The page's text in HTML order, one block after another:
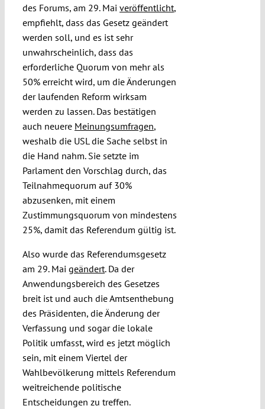
des Forums, am 29. Mai veröffentlicht,
empfiehlt, dass das Gesetz geändert
werden soll, und es ist sehr
unwahrscheinlich, dass das
erforderliche Quorum von mehr als
50% erreicht wird, um die Änderungen
der laufenden Reform wirksam
werden zu lassen. Das bestätigen
auch neuere Meinungsumfragen,
weshalb die USL die Sache selbst in
die Hand nahm. Sie setzte im
Parlament den Vorschlag durch, das
Teilnahmequorum auf 30%
abzusenken, mit einem
Zustimmungsquorum von mindestens
25%, damit das Referendum gültig ist.
Also wurde das Referendumsgesetz
am 29. Mai geändert. Da der
Anwendungsbereich des Gesetzes
breit ist und auch die Amtsenthebung
des Präsidenten, die Änderung der
Verfassung und sogar die lokale
Politik umfasst, wird es jetzt möglich
sein, mit einem Viertel der
Wahlbevölkerung mittels Referendum
weitreichende politische
Entscheidungen zu treffen.